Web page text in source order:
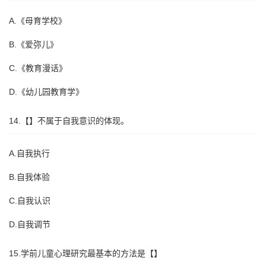
A.《母育学校》
B.《爱弥儿》
C.《教育漫话》
D.《幼儿园教育学》
14.【】不属于自我意识的体现。
A.自我执行
B.自我体验
C.自我认识
D.自我调节
15.学前儿童心理研究最基本的方法是【】